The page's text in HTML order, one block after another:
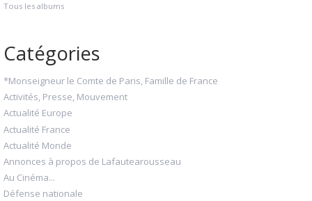
Tous les albums
Catégories
*Monseigneur le Comte de Paris, Famille de France
Activités, Presse, Mouvement
Actualité Europe
Actualité France
Actualité Monde
Annonces à propos de Lafautearousseau
Au Cinéma...
Défense nationale